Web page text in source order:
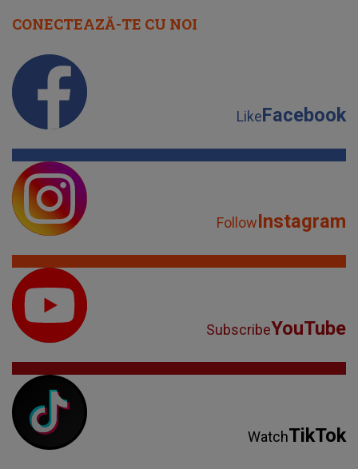
CONECTEAZĂ-TE CU NOI
LikeFacebook
FollowInstagram
SubscribeYouTube
WatchTikTok